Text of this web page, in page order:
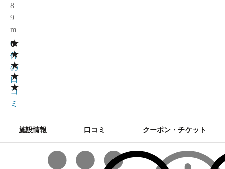
8
9
m
★
★
★
★
★
0
0
件
の
口
コ
ミ
施設情報 口コミ クーポン・チケット